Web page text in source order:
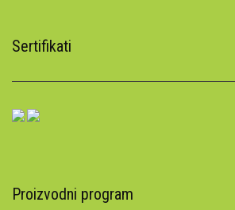
Sertifikati
Proizvodni program